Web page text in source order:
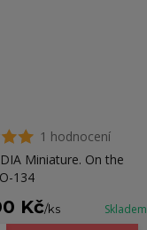
1 hodnocení
Miniature. On the
134
Kč/ks Skladem